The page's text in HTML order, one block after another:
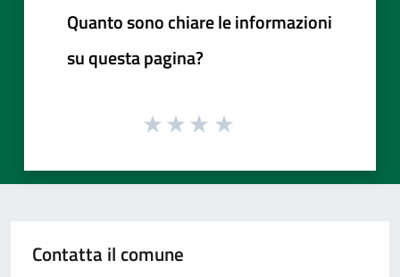
Quanto sono chiare le informazioni
su questa pagina?
Contatta il comune